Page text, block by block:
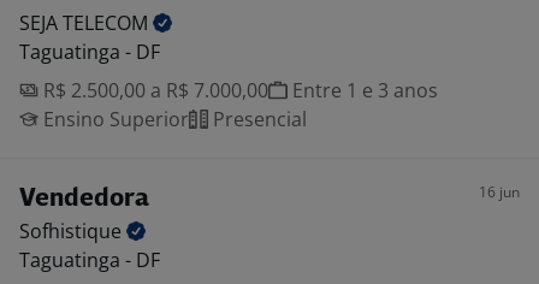
SEJATELECOM
Taguatinga - DF
R$ 2.500,00 a R$ 7.000,00
Entre 1 e 3 anos
Ensino Superior
Presencial
Vendedora 16 jun
Sofhistique
Taguatinga - DF